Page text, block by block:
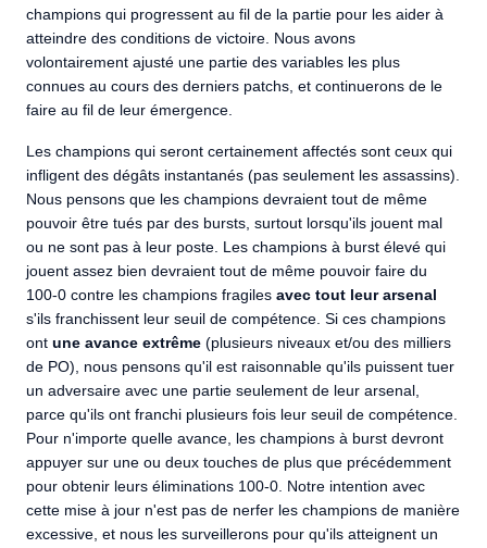
champions qui progressent au fil de la partie pour les aider à
atteindre des conditions de victoire. Nous avons
volontairement ajusté une partie des variables les plus
connues au cours des derniers patchs, et continuerons de le
faire au fil de leur émergence.
Les champions qui seront certainement affectés sont ceux qui
infligent des dégâts instantanés (pas seulement les assassins).
Nous pensons que les champions devraient tout de même
pouvoir être tués par des bursts, surtout lorsqu'ils jouent mal
ou ne sont pas à leur poste. Les champions à burst élevé qui
jouent assez bien devraient tout de même pouvoir faire du
100-0 contre les champions fragiles avec tout leur arsenal
s'ils franchissent leur seuil de compétence. Si ces champions
ont une avance extrême (plusieurs niveaux et/ou des milliers
de PO), nous pensons qu'il est raisonnable qu'ils puissent tuer
un adversaire avec une partie seulement de leur arsenal,
parce qu'ils ont franchi plusieurs fois leur seuil de compétence.
Pour n'importe quelle avance, les champions à burst devront
appuyer sur une ou deux touches de plus que précédemment
pour obtenir leurs éliminations 100-0. Notre intention avec
cette mise à jour n'est pas de nerfer les champions de manière
excessive, et nous les surveillerons pour qu'ils atteignent un